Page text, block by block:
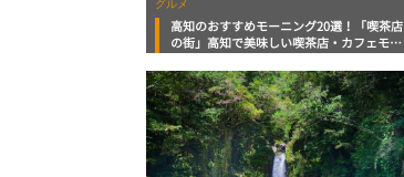
グルメ
高知のおすすめモーニング20選！「喫茶店
の街」高知で美味しい喫茶店・カフェモー